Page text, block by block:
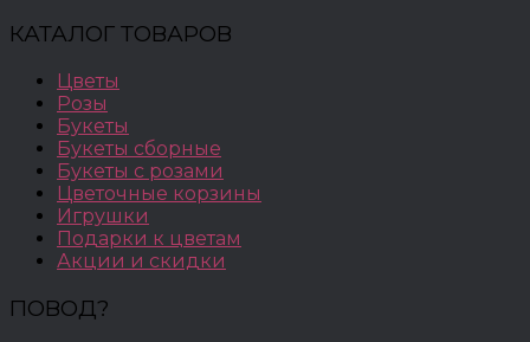
КАТАЛОГ ТОВАРОВ
Цветы
Розы
Букеты
Букеты сборные
Букеты с розами
Цветочные корзины
Игрушки
Подарки к цветам
Акции и скидки
ПОВОД?